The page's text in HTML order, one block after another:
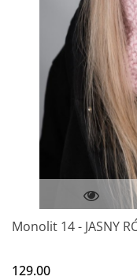
Monolit 14 - JASNY
129.00